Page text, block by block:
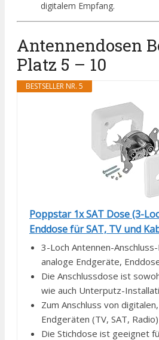
digitalem Empfang.
Antennendosen
Platz 5 – 10
BESTSELLER NR. 5
Poppstar 1x SAT Dose (3-
Enddose für SAT, TV und
3-Loch Antennen-
analoge Endgeräte,
Die Anschlussdose ist
wie auch Unterputz-
Zum Anschluss von
Endgeräten (TV, SAT, Radio)
Die Stichdose ist geeignet